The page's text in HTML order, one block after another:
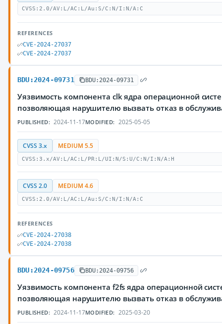
CVSS:2.0/AV:L/AC:L/Au:S/C:N/I:N/A:C
REFERENCES
CVE-2024-27037
CVE-2024-27037
BDU:2024-09731 BDU:2024-09731
Уязвимость компонента clk ядра операционной
позволяющая нарушителю вызвать отказ в
PUBLISHED: 2024-11-17MODIFIED: 2025-05-05
CVSS 3.x MEDIUM 5.5
CVSS:3.x/AV:L/AC:L/PR:L/UI:N/S:U/C:N/I:N/A:H
CVSS 2.0 MEDIUM 4.6
CVSS:2.0/AV:L/AC:L/Au:S/C:N/I:N/A:C
REFERENCES
CVE-2024-27038
CVE-2024-27038
BDU:2024-09756 BDU:2024-09756
Уязвимость компонента f2fs ядра операционной
позволяющая нарушителю вызвать отказ в
PUBLISHED: 2024-11-17MODIFIED: 2025-03-20